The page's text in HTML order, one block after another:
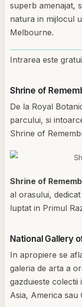
superb amenajat,
natura in mijlocul
Melbourne.
Intrarea este
Shrine of
De la Royal
parcului, si
Shrine of
Shrine of
al orasului,
luptat in Primul
National Gallery
In apropiere se
galeria de arta a
gazduieste
Asia, America sau